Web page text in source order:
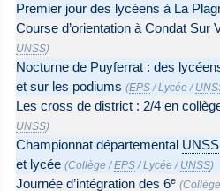
Premier jour des lycéens à La
Course d’orientation à Condat Sur
UNSS)
Nocturne de Puyferrat : des
et sur les podiums (EPS /Lycée /
Les cross de district : 2/4 en
UNSS)
Championnat départemental UNSS
et lycée (Collège /EPS /Lycée / UNSS)
Journée d’intégration des 6e (Collège